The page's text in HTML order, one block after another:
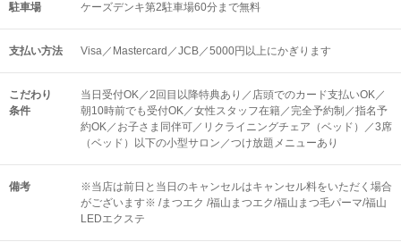
駐車場 ケーズデンキ第2駐車場60分まで無料
支払い方法 Visa／Mastercard／JCB／5000円以上にかぎります
こだわり
条件
当日受付OK／2回目以降特典あり／店頭でのカード支払いOK／
朝10時前でも受付OK／女性スタッフ在籍／完全予約制／指名予
約OK／お子さま同伴可／リクライニングチェア（ベッド）／3席
（ベッド）以下の小型サロン／つけ放題メニューあり
備考
※当店は前日と当日のキャンセルはキャンセル料をいただく場合
がございます※ /まつエク /福山まつエク/福山まつ毛パーマ/福山
LEDエクステ